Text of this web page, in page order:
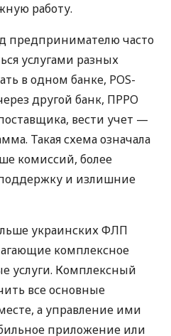
работу.
предпринимателю часто
услугами разных
в одном банке, POS-
другой банк, ПРРО
вести учет —
Такая схема означала
комиссий, более
и излишние
украинских ФЛП
комплексное
услуги. Комплексный
все основные
а управление ими
приложение или